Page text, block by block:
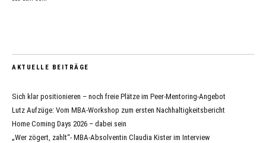
AKTUELLE BEITRÄGE
Sich klar positionieren – noch freie Plätze im Peer-Mentoring-Angebot
Lutz Aufzüge: Vom MBA-Workshop zum ersten Nachhaltigkeitsbericht
Home Coming Days 2026 – dabei sein
„Wer zögert, zahlt“- MBA-Absolventin Claudia Kister im Interview